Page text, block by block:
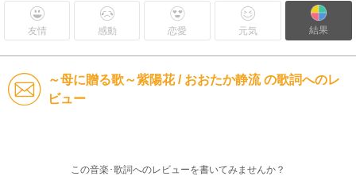
友情 感動 恋愛 元気 結果
～母に贈る歌～紫陽花 / おおたか静流 の歌詞へのレ
ビュー
この音楽･歌詞へのレビューを書いてみませんか？